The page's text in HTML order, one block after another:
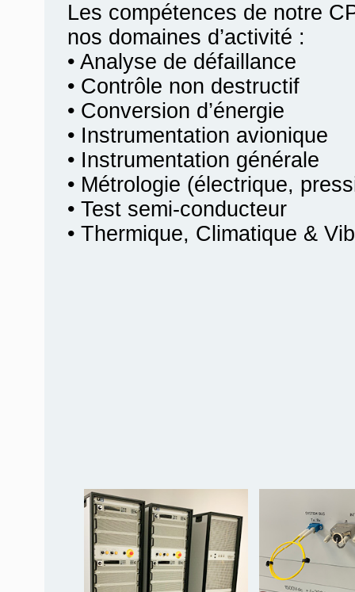
Les compétences de notre
nos domaines d’activité :
• Analyse de défaillance
• Contrôle non destructif
• Conversion d’énergie
• Instrumentation avionique
• Instrumentation générale
• Métrologie (électrique,
• Test semi-conducteur
• Thermique, Climatique &